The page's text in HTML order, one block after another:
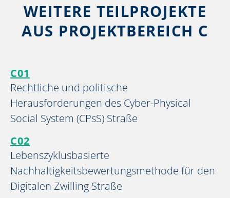
WEITERE TEILPROJEKTE
AUS PROJEKTBEREICH C
C01
Rechtliche und politische
Herausforderungen des Cyber-Physical
Social System (CPsS) Straße
C02
Lebenszyklusbasierte
Nachhaltigkeitsbewertungsmethode für den
Digitalen Zwilling Straße